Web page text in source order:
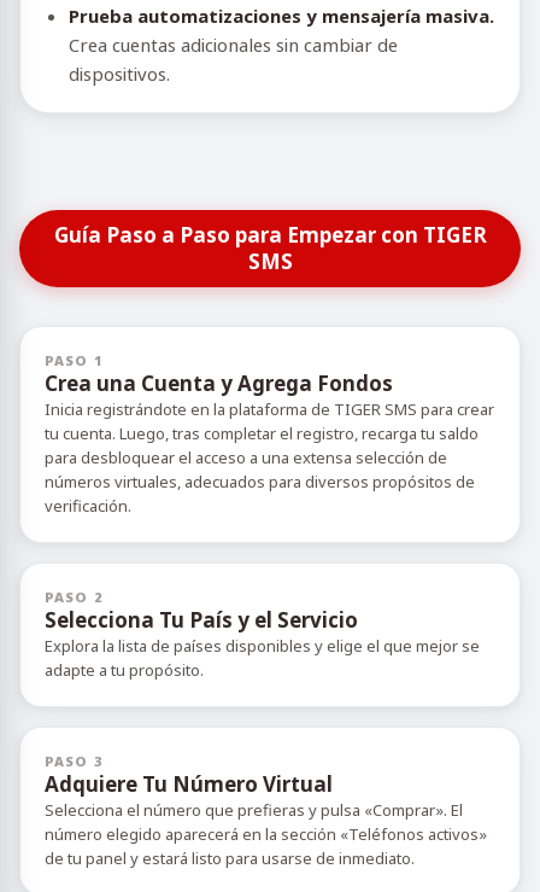
Prueba automatizaciones y mensajería masiva.
Crea cuentas adicionales sin cambiar de
dispositivos.
Guía Paso a Paso para Empezar con TIGER
SMS
PASO 1
Crea una Cuenta y Agrega Fondos
Inicia registrándote en la plataforma de TIGER SMS para crear
tu cuenta. Luego, tras completar el registro, recarga tu saldo
para desbloquear el acceso a una extensa selección de
números virtuales, adecuados para diversos propósitos de
verificación.
PASO 2
Selecciona Tu País y el Servicio
Explora la lista de países disponibles y elige el que mejor se
adapte a tu propósito.
PASO 3
Adquiere Tu Número Virtual
Selecciona el número que prefieras y pulsa «Comprar». El
número elegido aparecerá en la sección «Teléfonos activos»
de tu panel y estará listo para usarse de inmediato.